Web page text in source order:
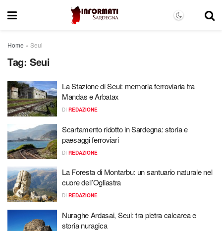
Home » Seui
Tag: Seui
La Stazione di Seui: memoria ferroviaria tra
Mandas e Arbatax
DI REDAZIONE
Scartamento ridotto in Sardegna: storia e
paesaggi ferroviari
DI REDAZIONE
La Foresta di Montarbu: un santuario naturale nel
cuore dell’Ogliastra
DI REDAZIONE
Nuraghe Ardasai, Seui: tra pietra calcarea e
storia nuragica